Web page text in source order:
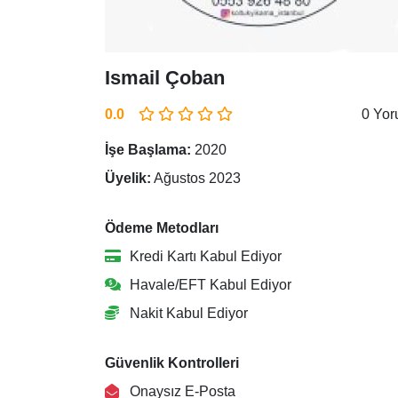
Ismail Çoban
0.0 0
İşe Başlama: 2020
Üyelik: Ağustos 2023
Ödeme Metodları
Kredi Kartı Kabul Ediyor
Havale/EFT Kabul Ediyor
Nakit Kabul Ediyor
Güvenlik Kontrolleri
Onaysız E-Posta